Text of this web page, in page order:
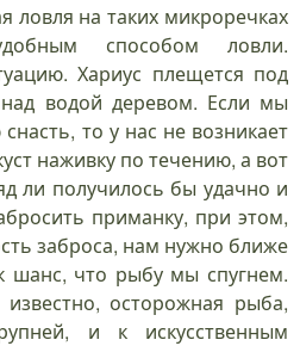
ловля на таких микроречках
способом ловли.
Хариус плещется под
водой деревом. Если мы
то у нас не возникает
наживку по течению, а вот
ли получилось бы удачно и
приманку, при этом,
заброса, нам нужно ближе
шанс, что рыбу мы спугнем.
известно, осторожная рыба,
и к искусственным